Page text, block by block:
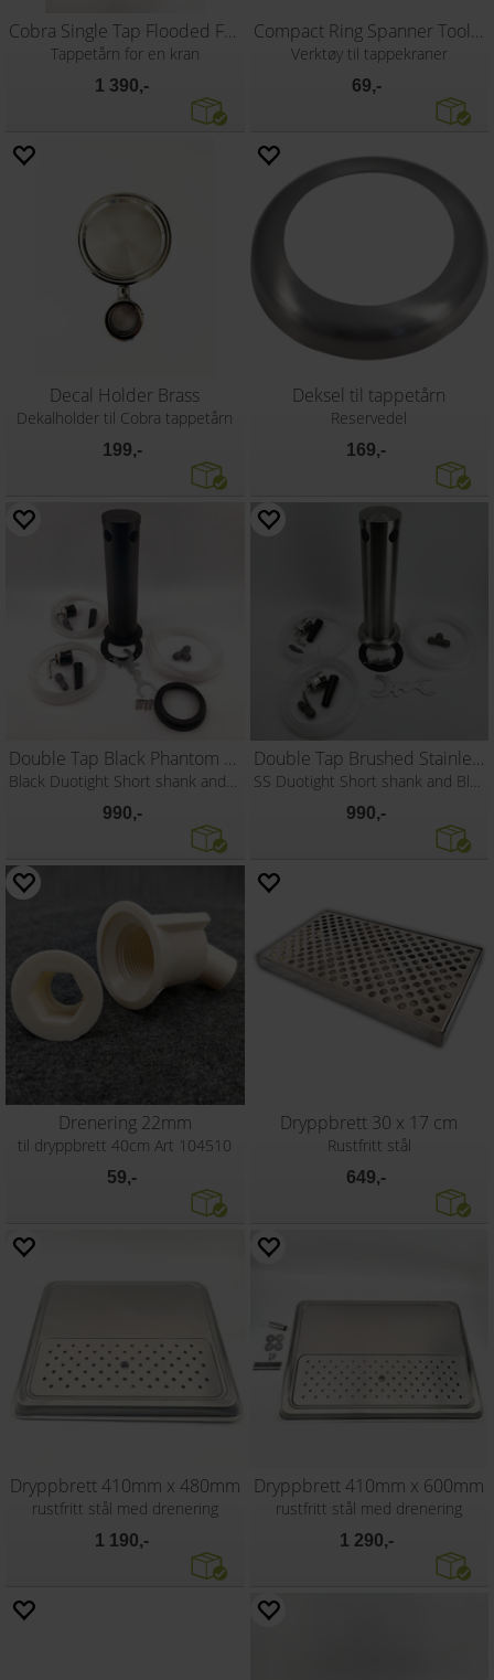
Cobra Single Tap Flooded Font
Tappetårn for en kran
1 390,-
Compact Ring Spanner Tool 27mm
Verktøy til tappekraner
69,-
Decal Holder Brass
Dekalholder til Cobra tappetårn
199,-
Deksel til tappetårn
Reservedel
169,-
Double Tap Black Phantom Font Kit
Black Duotight Short shank and handle
990,-
Double Tap Brushed Stainless Font Kit
SS Duotight Short shank and Black handle
990,-
Drenering 22mm
til dryppbrett 40cm Art 104510
59,-
Dryppbrett 30 x 17 cm
Rustfritt stål
649,-
Dryppbrett 410mm x 480mm
rustfritt stål med drenering
1 190,-
Dryppbrett 410mm x 600mm
rustfritt stål med drenering
1 290,-